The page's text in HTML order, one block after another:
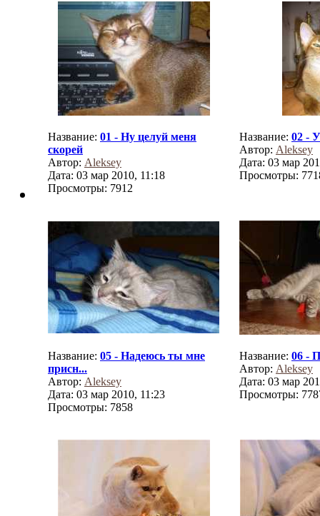
Название: 01 - Ну целуй меня
скорей
Автор: Aleksey
Дата: 03 мар 2010, 11:18
Просмотры: 7912
Название: 02 -
Автор: Aleksey
Дата: 03 мар
Просмотры:
Название: 05 - Надеюсь ты мне
присн...
Автор: Aleksey
Дата: 03 мар 2010, 11:23
Просмотры: 7858
Название: 06 -
Автор: Aleksey
Дата: 03 мар
Просмотры: